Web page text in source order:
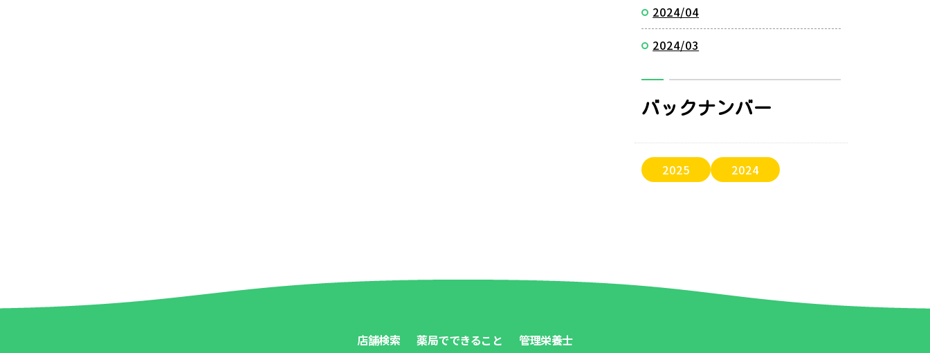
2024/04
2024/03
バックナンバー
2025 2024
店舗検索 薬局でできること 管理栄養士